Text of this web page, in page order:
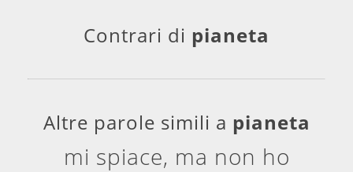
Contrari di pianeta
Altre parole simili a pianeta
mi spiace, ma non ho